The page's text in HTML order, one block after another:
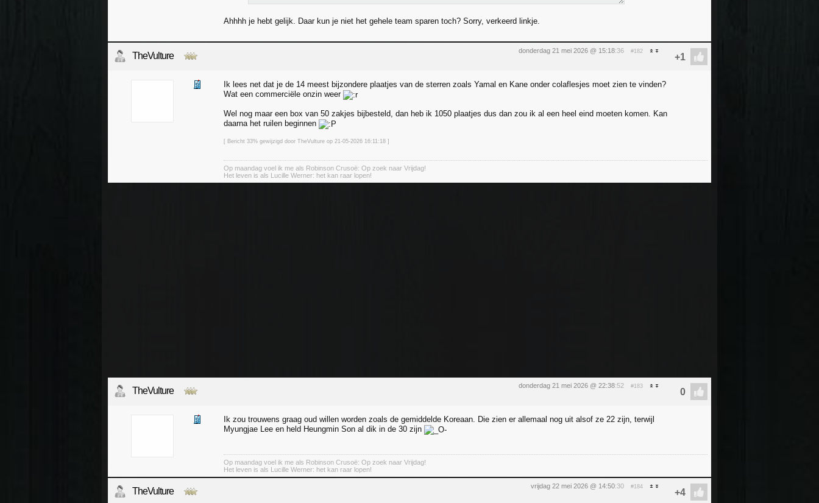
Ahhhh je hebt gelijk. Daar kun je niet het gehele team sparen toch? Sorry, verkeerd linkje.
donderdag 21 mei 2026 @ 15:18:36 #182
TheVulture
Ik lees net dat je de 14 meest bijzondere plaatjes van de sterren zoals Yamal en Kane onder colaflesjes moet zien te vinden?
Wat een commerciële onzin weer
Wel nog maar een box van 50 zakjes bijbesteld, dan heb ik 1050 plaatjes dus dan zou ik al een heel eind moeten komen. Kan
daarna het ruilen beginnen
[ Bericht 33% gewijzigd door TheVulture op 21-05-2026 16:11:18 ]
Op maandag voel ik me als Robinson Crusoë: Op zoek naar Vrijdag!
Het leven is als Lucille Werner: het kan raar lopen!
donderdag 21 mei 2026 @ 22:38:52 #183
TheVulture
Ik zou trouwens graag oud willen worden zoals de gemiddelde Koreaan. Die zien er allemaal nog uit alsof ze 22 zijn, terwijl
Myungjae Lee en held Heungmin Son al dik in de 30 zijn
Op maandag voel ik me als Robinson Crusoë: Op zoek naar Vrijdag!
Het leven is als Lucille Werner: het kan raar lopen!
vrijdag 22 mei 2026 @ 14:50:30 #184
TheVulture